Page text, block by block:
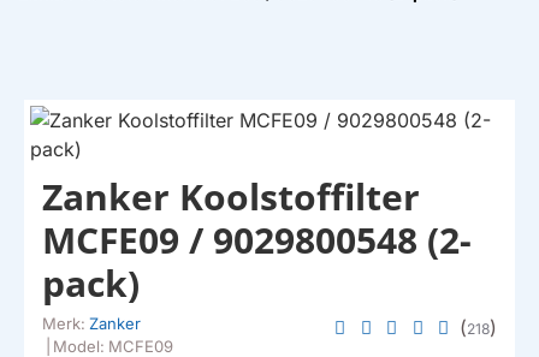
Zanker Koolstoffilter
MCFE09 / 9029800548 (2-
pack)
Merk: Zanker
Model: MCFE09
(218)